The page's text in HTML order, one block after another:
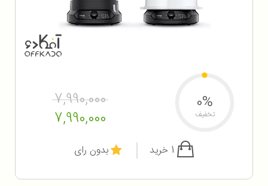
7,990,000
7,990,000
0%
تخفیف
بدون رای